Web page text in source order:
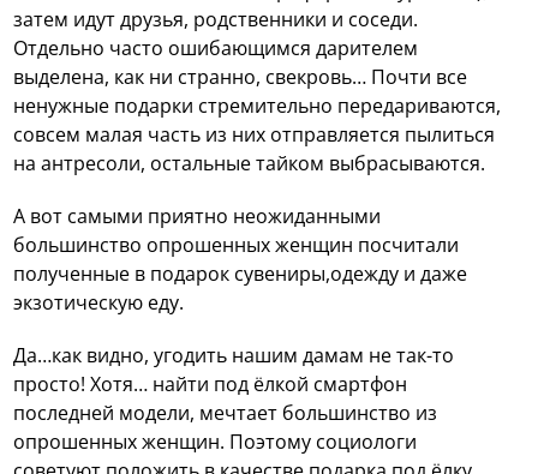
затем идут друзья, родственники и соседи.
Отдельно часто ошибающимся дарителем
выделена, как ни странно, свекровь… Почти все
ненужные подарки стремительно передариваются,
совсем малая часть из них отправляется пылиться
на антресоли, остальные тайком выбрасываются.
А вот самыми приятно неожиданными
большинство опрошенных женщин посчитали
полученные в подарок сувениры,одежду и даже
экзотическую еду.
Да…как видно, угодить нашим дамам не так-то
просто! Хотя… найти под ёлкой смартфон
последней модели, мечтает большинство из
опрошенных женщин. Поэтому социологи